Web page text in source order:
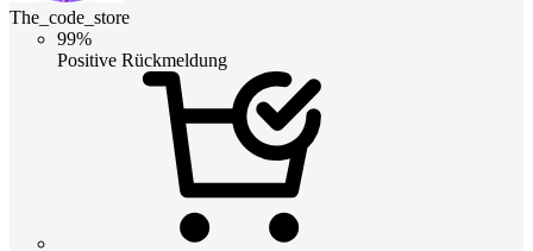
The_code_store
99%
Positive Rückmeldung